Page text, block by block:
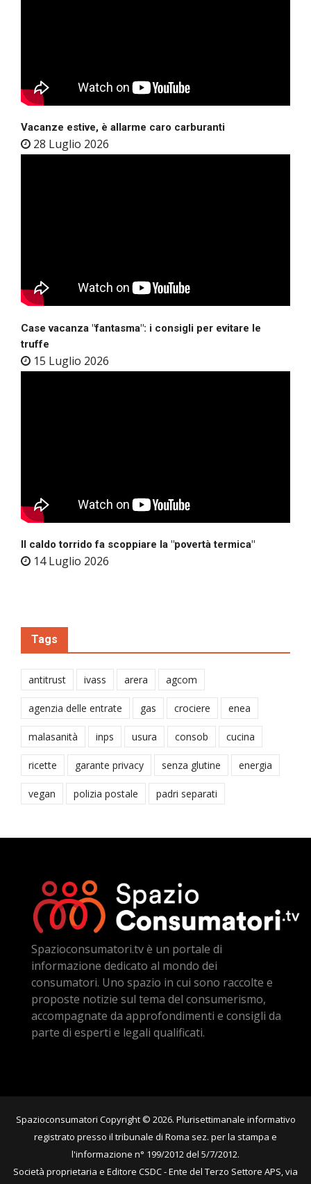
Vacanze estive, è allarme caro carburanti
28 Luglio 2026
Case vacanza "fantasma": i consigli per evitare le
truffe
15 Luglio 2026
Il caldo torrido fa scoppiare la "povertà termica"
14 Luglio 2026
Tags
antitrust ivass arera agcom
agenzia delle entrate gas crociere enea
malasanità inps usura consob cucina
ricette garante privacy senza glutine energia
vegan polizia postale padri separati
Spazioconsumatori.tv è un portale di
informazione dedicato al mondo dei
consumatori. Uno spazio in cui sono raccolte e
proposte notizie sul tema del consumerismo,
accompagnate da approfondimenti e consigli da
parte di esperti e legali qualificati.
Spazioconsumatori Copyright © 2026. Plurisettimanale informativo
registrato presso il tribunale di Roma sez. per la stampa e
l'informazione n° 199/2012 del 5/7/2012.
Società proprietaria e Editore CSDC - Ente del Terzo Settore APS, via